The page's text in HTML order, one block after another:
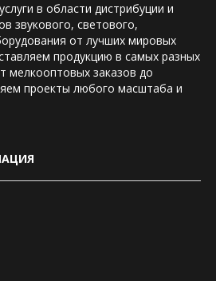
в области дистрибуции и
звукового, светового,
от лучших мировых
продукцию в самых разных
мелкооптовых заказов до
проекты любого масштаба и